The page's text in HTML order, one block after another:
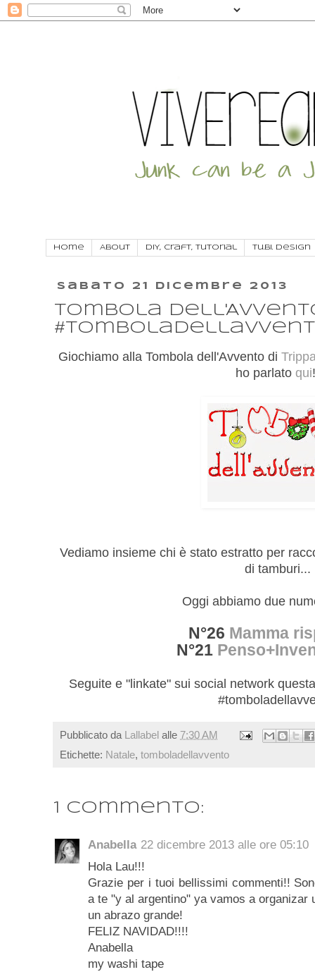
Home About DIY, craft, tutorial Tu.Bi. Design
sabato 21 dicembre 2013
Tombola
Giochiamo alla Tombola dell'Avvento di
ho parlatoqui
Vediamo insieme chi è stato estratto per
di tamburi...
Oggi abbiamo due
N°26 Mamma
N°21
Seguite e "linkate" sui social network
Pubblicato da Lallabel alle 7:30 AM
Etichette: Natale, tomboladellavvento
1 commento:
Anabella 22 dicembre 2013 alle ore 05:10
Hola Lau!!!
Grazie per i tuoi bellissimi commenti!!
a te "y al argentino" ya vamos a organizar
un abrazo grande!
FELIZ NAVIDAD!!!!
Anabella
my washi tape